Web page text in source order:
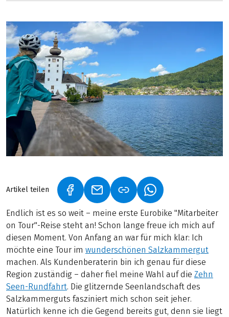
Artikel teilen (LINK ÖFFNET IN NEUEM TAB)
(LINK ÖFFNET IN NEUEM TAB)
(LINK ÖFFNET IN
Endlich ist es so weit – meine erste Eurobike "Mitarbeiter
on Tour"-Reise steht an! Schon lange freue ich mich auf
diesen Moment. Von Anfang an war für mich klar: Ich
möchte eine Tour im wunderschönen Salzkammergut
machen. Als Kundenberaterin bin ich genau für diese
Region zuständig – daher fiel meine Wahl auf die Zehn
Seen-Rundfahrt. Die glitzernde Seenlandschaft des
Salzkammerguts fasziniert mich schon seit jeher.
Natürlich kenne ich die Gegend bereits gut, denn sie liegt